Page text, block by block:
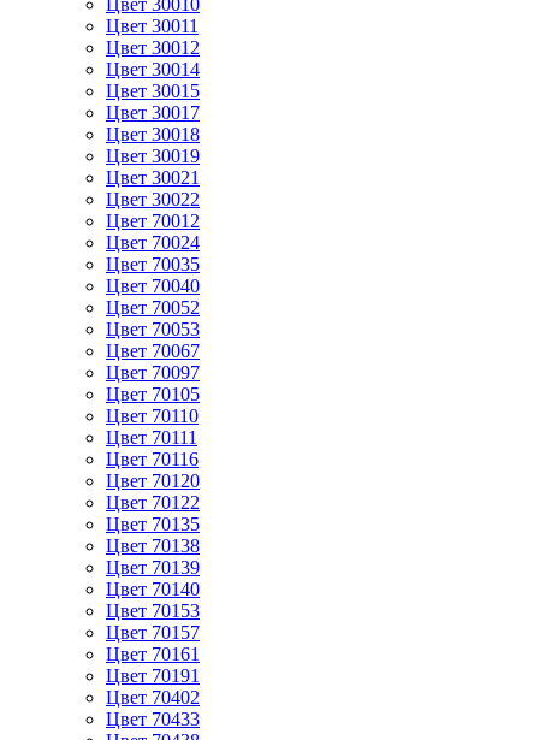
Цвет 30010
Цвет 30011
Цвет 30012
Цвет 30014
Цвет 30015
Цвет 30017
Цвет 30018
Цвет 30019
Цвет 30021
Цвет 30022
Цвет 70012
Цвет 70024
Цвет 70035
Цвет 70040
Цвет 70052
Цвет 70053
Цвет 70067
Цвет 70097
Цвет 70105
Цвет 70110
Цвет 70111
Цвет 70116
Цвет 70120
Цвет 70122
Цвет 70135
Цвет 70138
Цвет 70139
Цвет 70140
Цвет 70153
Цвет 70157
Цвет 70161
Цвет 70191
Цвет 70402
Цвет 70433